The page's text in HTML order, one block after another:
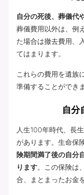
自分の死後、葬儀代
葬儀費用以外は、例
た場合は撤去費用、
てはまります。
これらの費用を遺族
準備することができま
自分
人生100年時代、長
があります。生命保
険期間満了後の自分
ります。この保険は
合、まとまったお金